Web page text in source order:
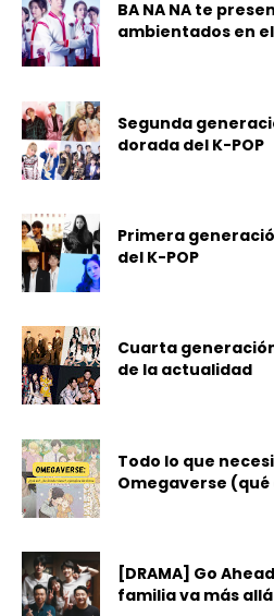
BA NA NA te
ambientados en
Segunda
dorada del K-POP
Primera
del K-POP
Cuarta generación
de la actualidad
Todo lo que
Omegaverse
[DRAMA] Go
familia va más